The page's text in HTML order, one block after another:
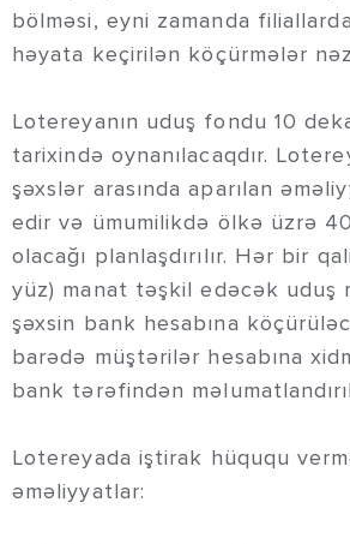
bölməsi, eyni zamanda
həyata keçirilən köçürmələr
Lotereyanın uduş fondu 10
tarixində oynanılacaqdır.
şəxslər arasında aparılan
edir və ümumilikdə ölkə üzrə
olacağı planlaşdırılır. Hər bir
yüz) manat təşkil edəcək uduş
şəxsin bank hesabına
barədə müştərilər hesabına
bank tərəfindən
Lotereyada iştirak hüququ
əməliyyatlar: